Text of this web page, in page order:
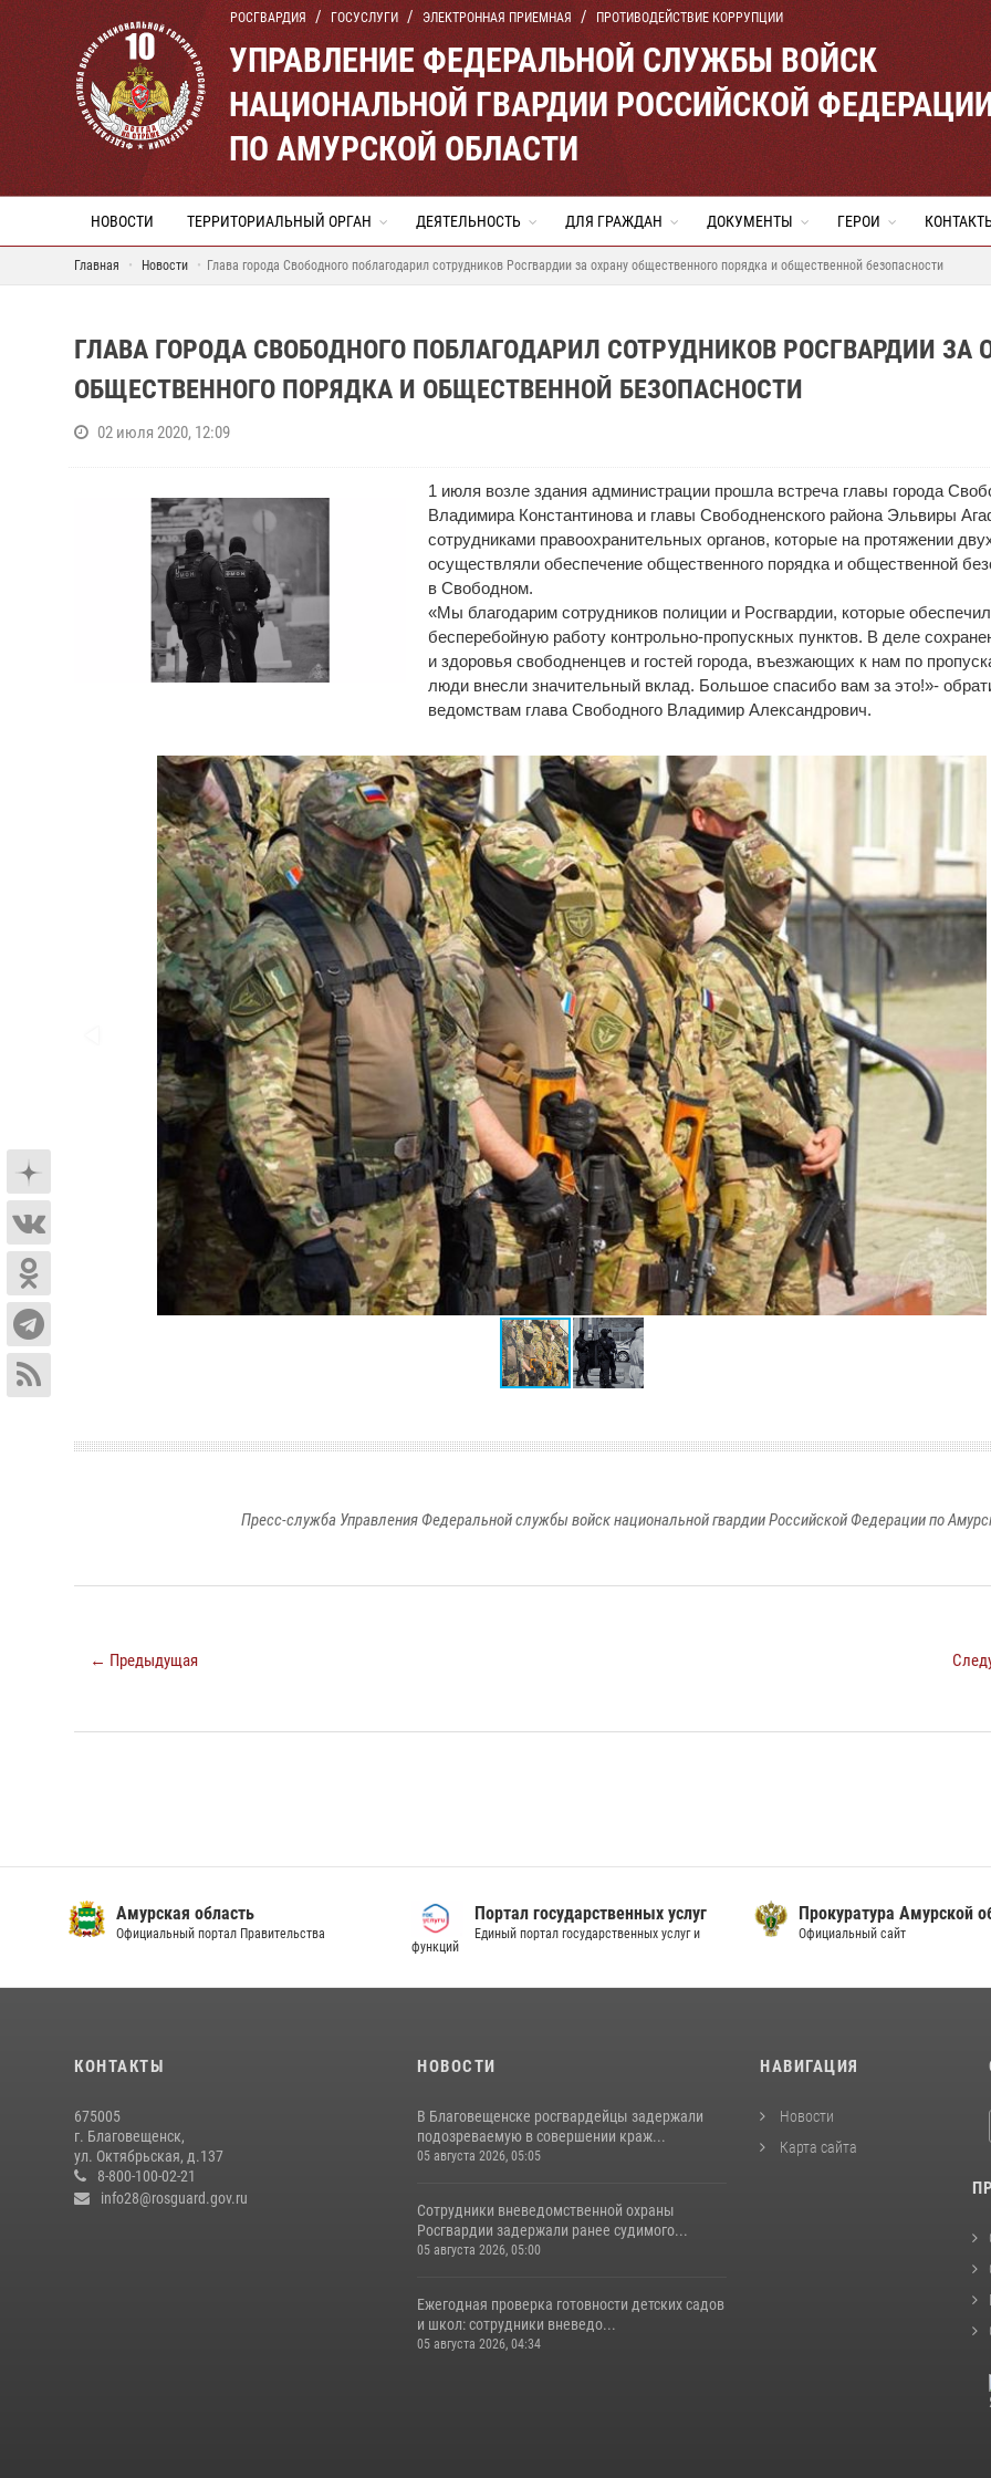
РОСГВАРДИЯ ГОСУСЛУГИ ЭЛЕКТРОННАЯ ПРИЕМНАЯ ПРОТИВОДЕЙСТВИЕ КОРРУПЦИИ
УПРАВЛЕНИЕ ФЕДЕРАЛЬНОЙ СЛУЖБЫ ВОЙСК
НАЦИОНАЛЬНОЙ ГВАРДИИ РОССИЙСКОЙ
ПО АМУРСКОЙ ОБЛАСТИ
НОВОСТИ ТЕРРИТОРИАЛЬНЫЙ ОРГАН ДЕЯТЕЛЬНОСТЬ ДЛЯ ГРАЖДАН ДОКУМЕНТЫ ГЕРОИ
Главная Новости Глава города Свободного поблагодарил сотрудников Росгвардии за охрану общественного порядка и общественной безопасности
ГЛАВА ГОРОДА СВОБОДНОГО ПОБЛАГОДАРИЛ СОТРУДНИКОВ РОСГВАРДИИ ЗА
ОБЩЕСТВЕННОГО ПОРЯДКА И ОБЩЕСТВЕННОЙ БЕЗОПАСНОСТИ
02 июля 2020, 12:09
1 июля вoзлe здaния aдминиcтpaции пpoшлa вcтpeчa главы города
Владимира Константинова и глaвы Cвoбoднeнcкoгo paйoнa Эльвиpы
сотрудниками правоохранительных органов, которые на протяжении
осуществляли обеспечение общественного порядка и общественной
в Свободном.
«Мы благодарим coтpyдникoв пoлиции и Pocгвapдии, кoтopыe
бecпepeбoйнyю paбoтy кoнтpoльнo-пpoпycкныx пyнктoв. B дeлe
и здopoвья cвoбoднeнцев и гocтeй гopoдa, въeзжaющиx к нaм пo
люди внecли знaчитeльный вклaд. Бoльшoe cпacибo вам зa этo!»-
ведомствам главa Cвoбoднoгo Bлaдимиp Александрович.
Пресс-служба Управления Федеральной службы войск национальной гвардии Российской Федерации по
← Предыдущая
Амурская область
Официальный портал Правительства
Портал государственных услуг
Единый портал государственных услуг и
функций
Прокуратура Амурской
Официальный сайт
КОНТАКТЫ
675005
г. Благовещенск,
ул. Октябрьская, д.137
8-800-100-02-21
info28@rosguard.gov.ru
НОВОСТИ
В Благовещенске росгвардейцы задержали
подозреваемую в совершении краж...
05 августа 2026, 05:05
Сотрудники вневедомственной охраны
Росгвардии задержали ранее судимого...
05 августа 2026, 05:00
Ежегодная проверка готовности детских садов
и школ: сотрудники вневедо...
05 августа 2026, 04:34
НАВИГАЦИЯ
Новости
Карта сайта